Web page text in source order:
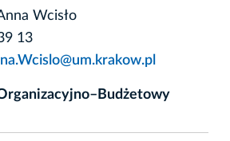
Wcisło
13